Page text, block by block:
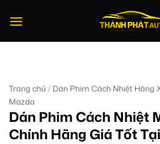
qua
Trang chủ / Dán Phim Cách Nhiệt Hãng
Mazda
Dán Phim Cách Nhiệt
Chính Hãng Giá Tốt